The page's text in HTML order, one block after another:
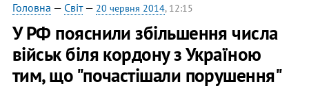
Головна — Світ— 20 червня 2014, 12:15
У РФ пояснили збільшення числа
військ біля кордону з Україною
тим, що "почастішали порушення"